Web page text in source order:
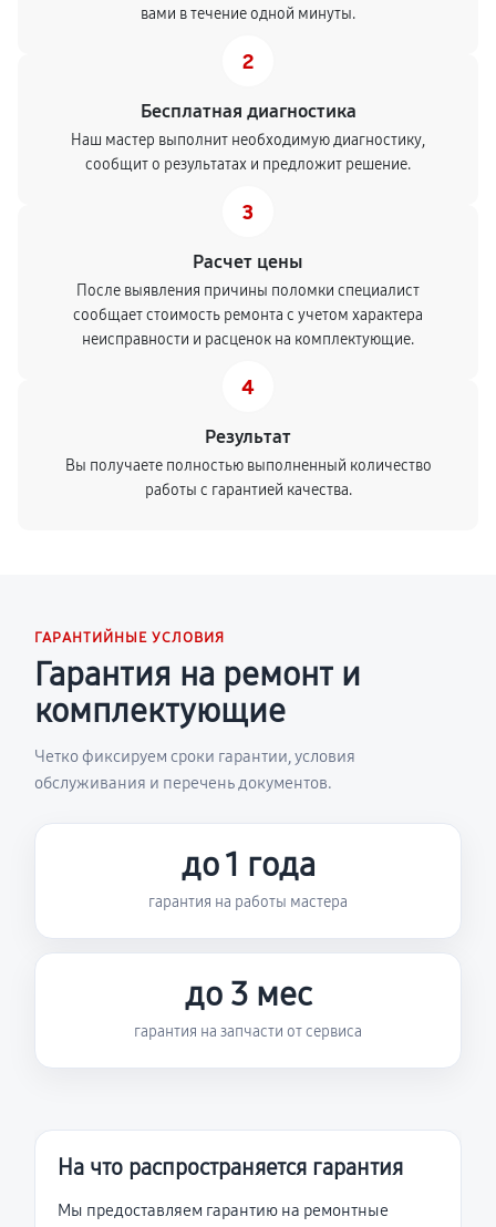
вами в течение одной минуты.
2
Бесплатная диагностика
Наш мастер выполнит необходимую диагностику,
сообщит о результатах и предложит решение.
3
Расчет цены
После выявления причины поломки специалист
сообщает стоимость ремонта с учетом характера
неисправности и расценок на комплектующие.
4
Результат
Вы получаете полностью выполненный количество
работы с гарантией качества.
ГАРАНТИЙНЫЕ УСЛОВИЯ
Гарантия на ремонт и
комплектующие
Четко фиксируем сроки гарантии, условия
обслуживания и перечень документов.
до 1 года
гарантия на работы мастера
до 3 мес
гарантия на запчасти от сервиса
На что распространяется гарантия
Мы предоставляем гарантию на ремонтные